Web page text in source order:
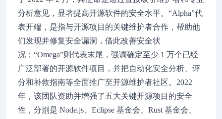
分析意见，显著提高开源软件的安全水平。“Alpha”代
表开端，是指与开源项目的关键维护者合作，帮助他
们发现并修复安全漏洞，借此改善安全状
况；“Omega”则代表末尾，强调确定至少 1 万个已经
广泛部署的开源软件项目，并把自动化安全分析、评
分和补救指南等全面推广至开源维护者社区。2022
年，该团队资助并增强了五大关键开源项目的安全
性，分别是 Node.js、Eclipse 基金会、Rust 基金会、